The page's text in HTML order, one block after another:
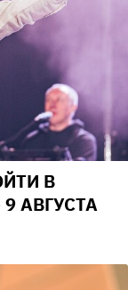
В
АВГУСТА